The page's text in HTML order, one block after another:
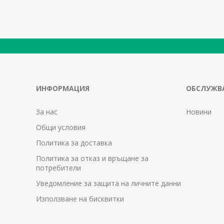
ИНФОРМАЦИЯ
За нас
Общи условия
Политика за доставка
Политика за отказ и връщане за
потребители
Уведомление за защита на личните данни
Използване на бисквитки
Новини